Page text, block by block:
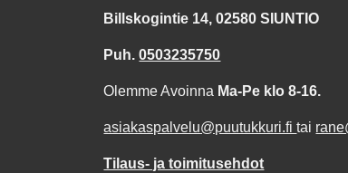
Billskogintie 14, 02580 SIUNTIO
Puh.0503235750
Olemme Avoinna Ma-Pe klo 8-16.
asiakaspalvelu@puutukkuri.fitai
Tilaus- ja toimitusehdot